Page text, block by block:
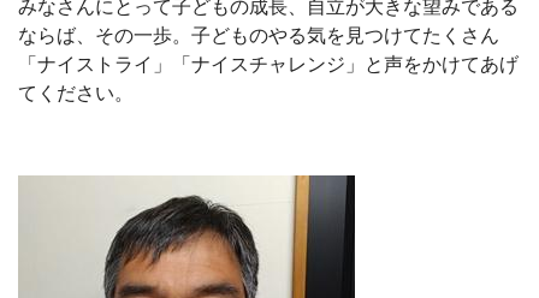
みなさんにとって子どもの成長、自立が大きな望みである
ならば、その一歩。子どものやる気を見つけてたくさん
「ナイストライ」「ナイスチャレンジ」と声をかけてあげ
てください。